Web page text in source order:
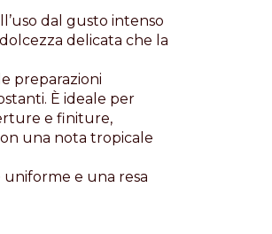
dal gusto intenso
delicata che la
preparazioni
È ideale per
e finiture,
una nota tropicale
e una resa